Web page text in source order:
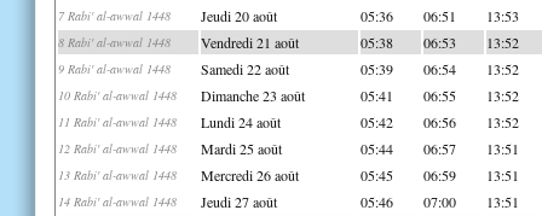
7 Rabi' al-awwal 1448 Jeudi 20 août 05:36 06:51 13:53
8 Rabi' al-awwal 1448 Vendredi 21 août 05:38 06:53 13:52
9 Rabi' al-awwal 1448 Samedi 22 août 05:39 06:54 13:52
10 Rabi' al-awwal 1448 Dimanche 23 août 05:41 06:55 13:52
11 Rabi' al-awwal 1448 Lundi 24 août 05:42 06:56 13:52
12 Rabi' al-awwal 1448 Mardi 25 août 05:44 06:57 13:51
13 Rabi' al-awwal 1448 Mercredi 26 août 05:45 06:59 13:51
14 Rabi' al-awwal 1448 Jeudi 27 août 05:46 07:00 13:51